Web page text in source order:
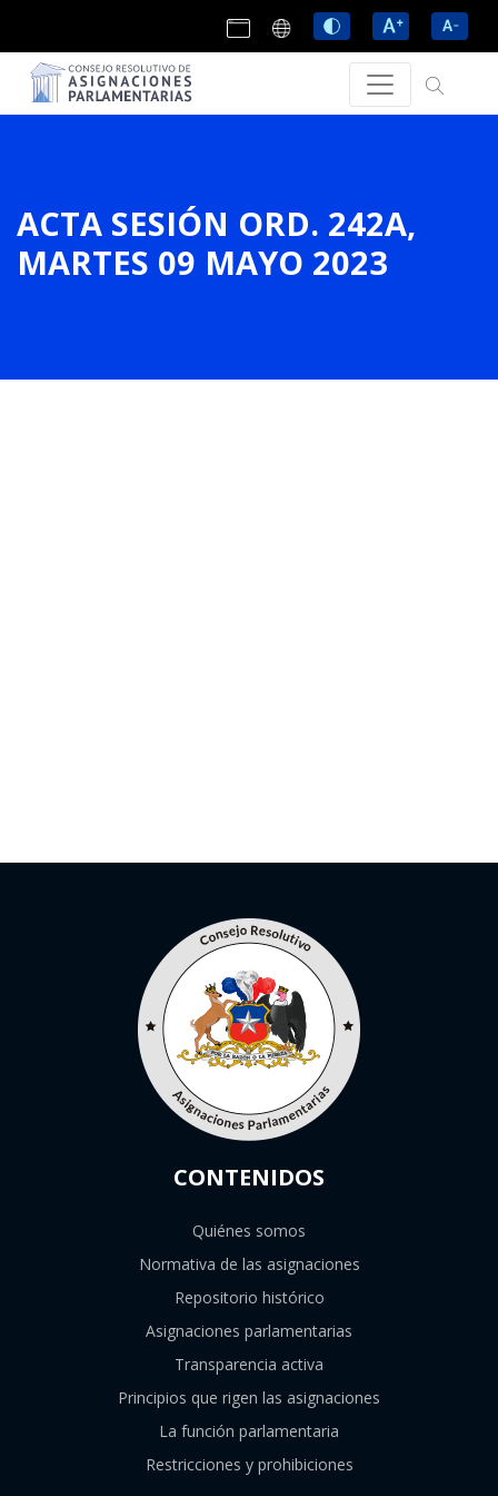
ACTA SESIÓN ORD. 242A,
MARTES 09 MAYO 2023
CONTENIDOS
Quiénes somos
Normativa de las asignaciones
Repositorio histórico
Asignaciones parlamentarias
Transparencia activa
Principios que rigen las asignaciones
La función parlamentaria
Restricciones y prohibiciones